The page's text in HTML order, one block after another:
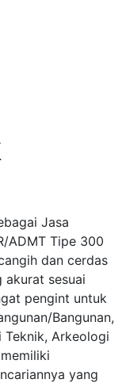
Jasa
ADMT Tipe 300
dan cerdas
akurat sesuai
pengint untuk
Bangunan,
Teknik, Arkeologi
yang